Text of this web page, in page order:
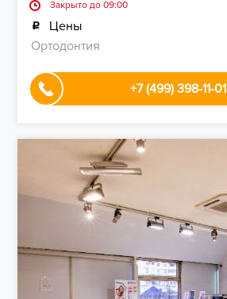
Закрыто до 09:00
Цены
Ортодонтия
+7 (499) 398-11-01